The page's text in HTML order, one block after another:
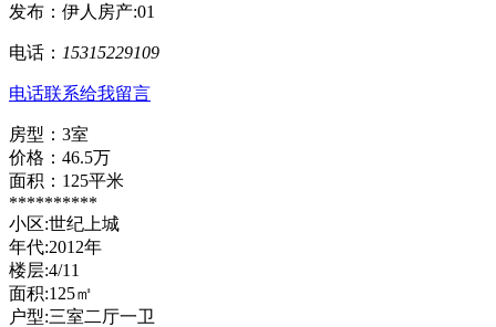
发布：伊人房产:01
电话： 15315229109
电话联系给我留言
房型：3室
价格：46.5万
面积：125平米
**********
小区:世纪上城
年代:2012年
楼层:4/11
面积:125㎡
户型:三室二厅一卫